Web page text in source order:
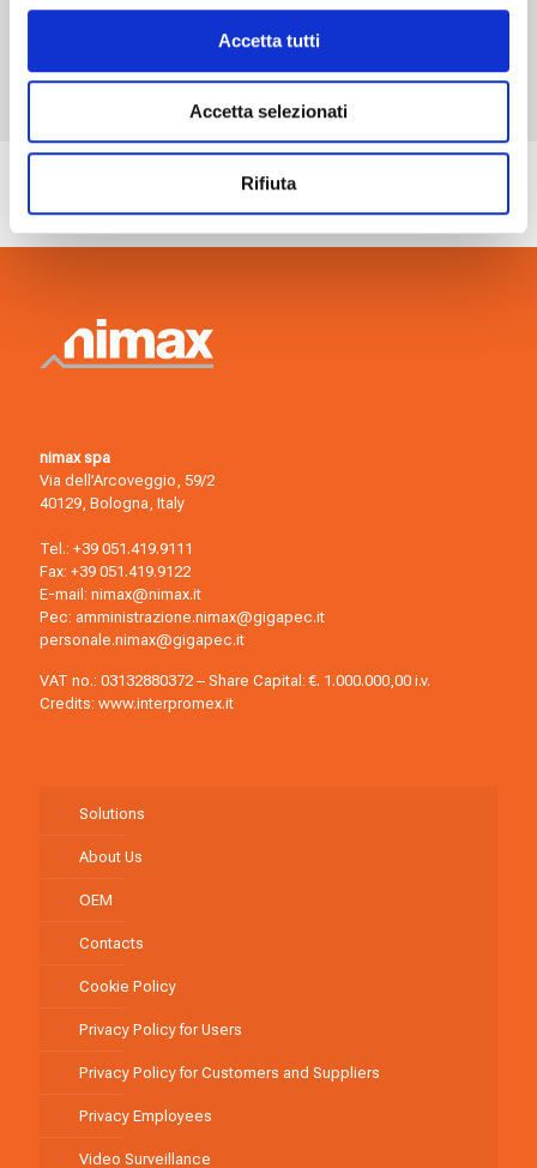
Accetta tutti
Accetta selezionati
Rifiuta
nimax spa
Via dell’Arcoveggio, 59/2
40129, Bologna, Italy
Tel.: +39 051.419.9111
Fax: +39 051.419.9122
E-mail: nimax@nimax.it
Pec: amministrazione.nimax@gigapec.it
personale.nimax@gigapec.it
VAT no.: 03132880372 – Share Capital: €. 1.000.000,00 i.v.
Credits: www.interpromex.it
Solutions
About Us
OEM
Contacts
Cookie Policy
Privacy Policy for Users
Privacy Policy for Customers and Suppliers
Privacy Employees
Video Surveillance